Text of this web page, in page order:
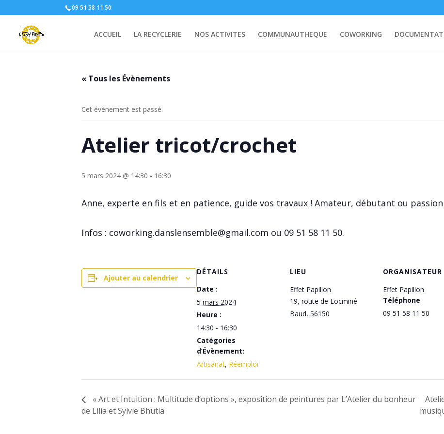
09 51 58 11 50
ACCUEIL LA RECYCLERIE NOS ACTIVITES COMMUNAUTHEQUE COWORKING
« Tous les Évènements
Cet évènement est passé.
Atelier tricot/crochet
5 mars 2024 @ 14:30 - 16:30
Anne, experte en fils et en patience, guide vos travaux ! Amateur, débutant ou
Infos : coworking.danslensemble@gmail.com ou 09 51 58 11 50.
Ajouter au calendrier
DÉTAILS
Date :
5 mars 2024
Heure :
14:30 - 16:30
Catégories
d’Évènement:
Artisanat, Réemploi
LIEU
Effet Papillon
19, route de Locminé
Baud, 56150
ORGANISATEUR
Effet Papillon
Téléphone
09 51 58 11 50
« Art et Intuition : Multitude d’options », exposition de peintures par L’Atelier du bonheur
de Lilia et Sylvie Bhutia